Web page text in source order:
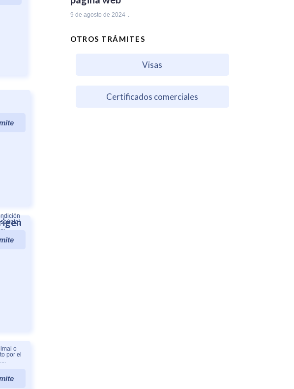
o
por el
9 de agosto de 2024
OTROS TRÁMITES
Visas
Certificados comerciales